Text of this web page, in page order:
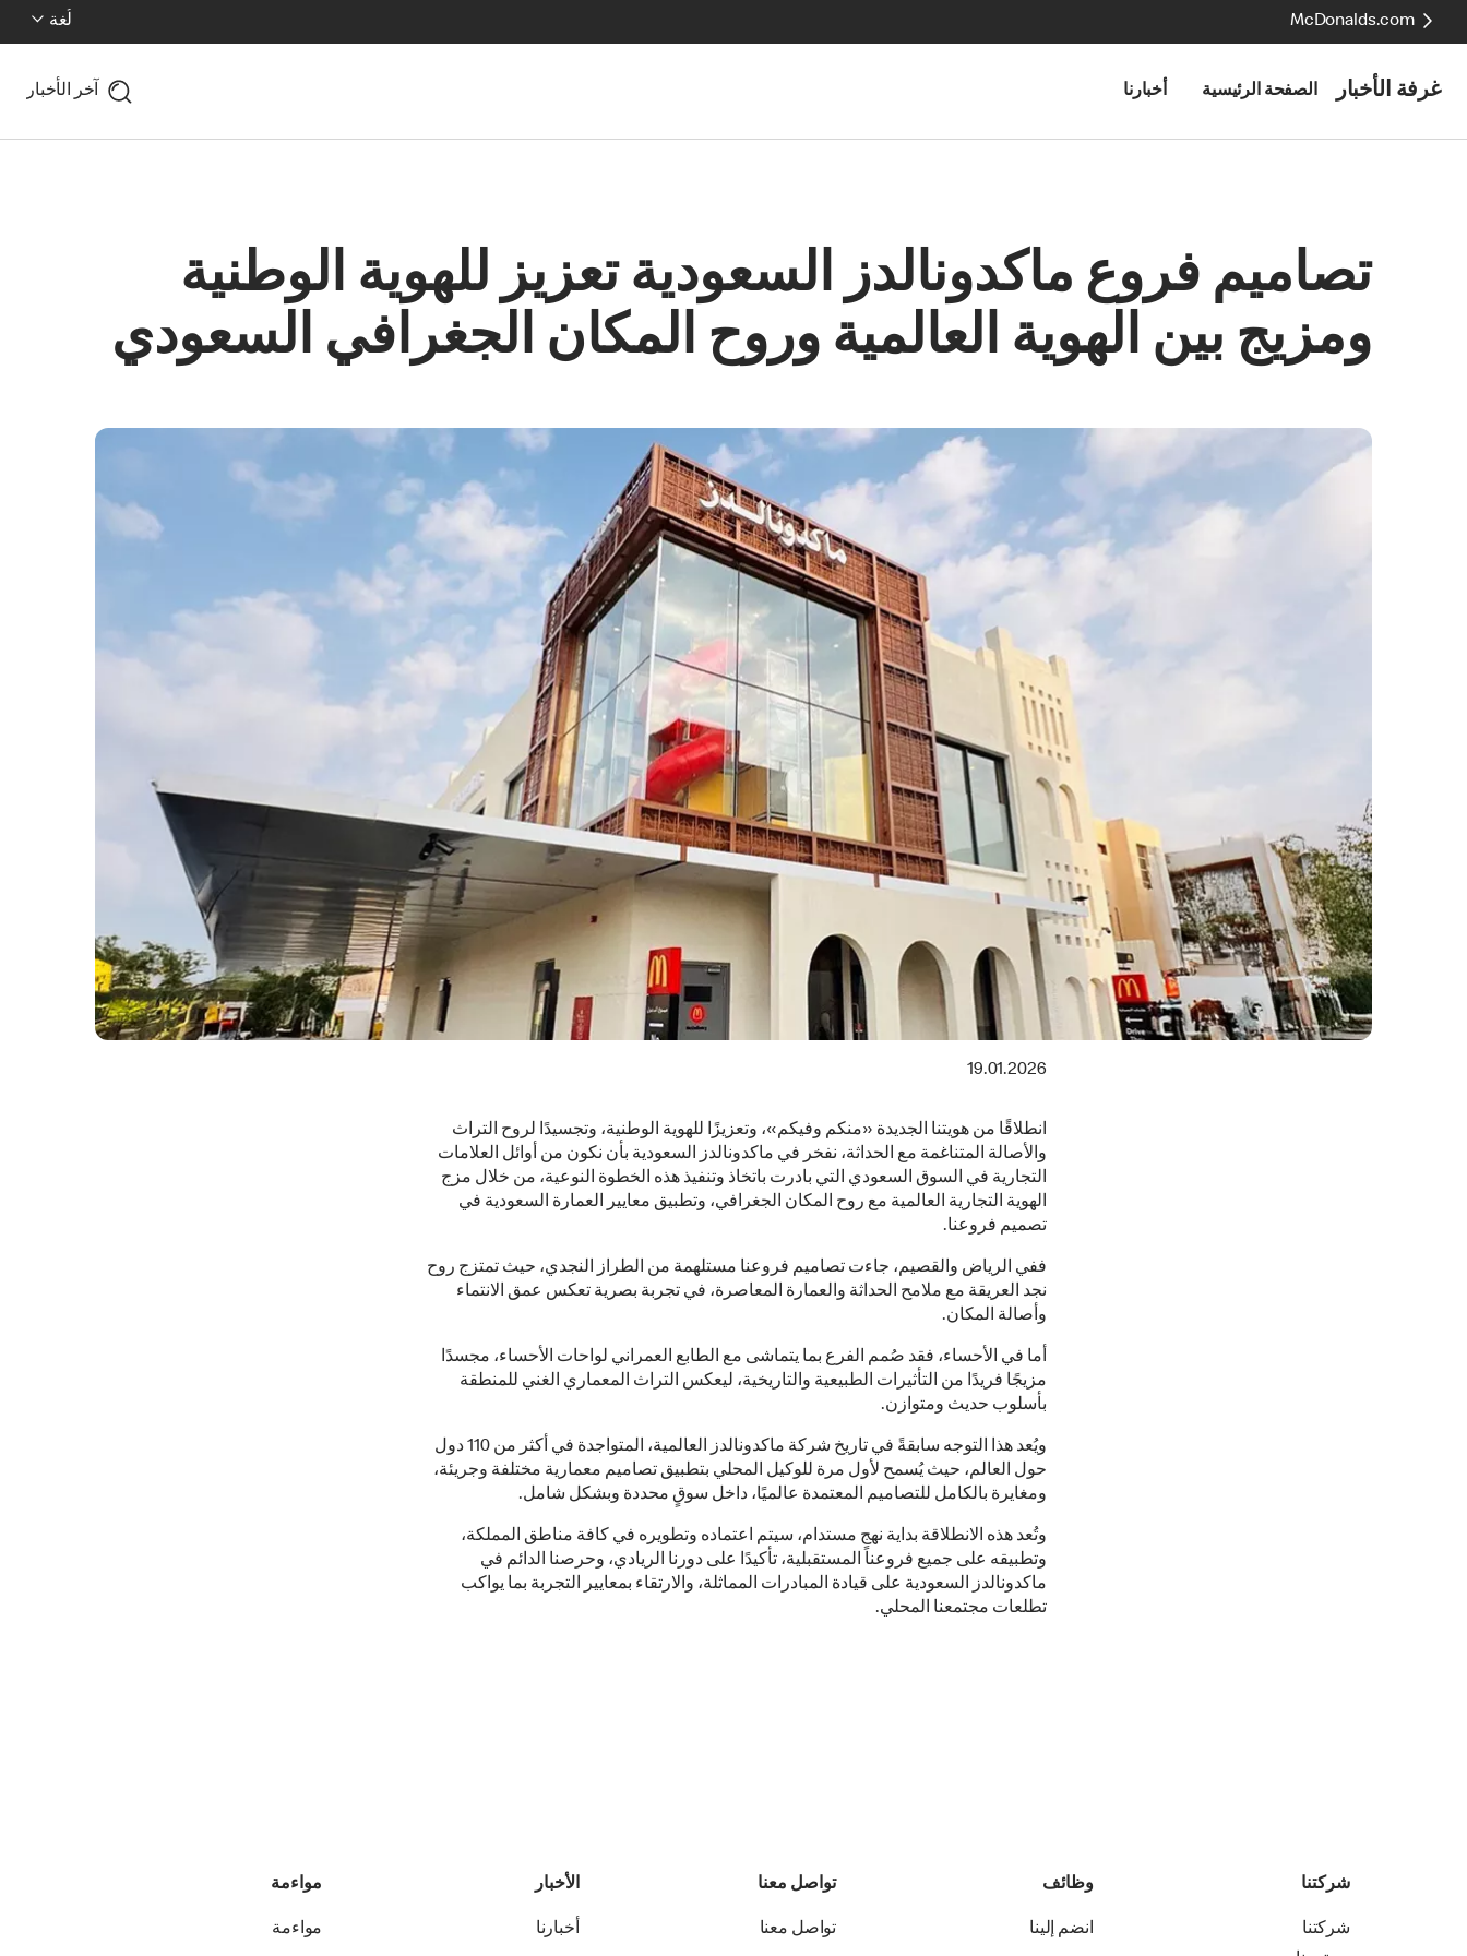
McDonalds.com لُغة
غرفة الأخبار الصفحة الرئيسية أخبارنا آخر الأخبار
تصاميم فروع ماكدونالدز السعودية تعزيز للهوية الوطنية
ومزيج بين الهوية العالمية وروح المكان الجغرافي السعودي
19.01.2026
انطلاقًا من هويتنا الجديدة «منكم وفيكم»، وتعزيزًا للهوية الوطنية، وتجسيدًا لروح التراث
والأصالة المتناغمة مع الحداثة، نفخر في ماكدونالدز السعودية بأن نكون من أوائل العلامات
التجارية في السوق السعودي التي بادرت باتخاذ وتنفيذ هذه الخطوة النوعية، من خلال مزج
الهوية التجارية العالمية مع روح المكان الجغرافي، وتطبيق معايير العمارة السعودية في
تصميم فروعنا.
ففي الرياض والقصيم، جاءت تصاميم فروعنا مستلهمة من الطراز النجدي، حيث تمتزج روح
نجد العريقة مع ملامح الحداثة والعمارة المعاصرة، في تجربة بصرية تعكس عمق الانتماء
وأصالة المكان.
أما في الأحساء، فقد صُمم الفرع بما يتماشى مع الطابع العمراني لواحات الأحساء، مجسدًا
مزيجًا فريدًا من التأثيرات الطبيعية والتاريخية، ليعكس التراث المعماري الغني للمنطقة
بأسلوب حديث ومتوازن.
ويُعد هذا التوجه سابقةً في تاريخ شركة ماكدونالدز العالمية، المتواجدة في أكثر من 110 دول
حول العالم، حيث يُسمح لأول مرة للوكيل المحلي بتطبيق تصاميم معمارية مختلفة وجريئة،
ومغايرة بالكامل للتصاميم المعتمدة عالميًا، داخل سوقٍ محددة وبشكل شامل.
وتُعد هذه الانطلاقة بداية نهجٍ مستدام، سيتم اعتماده وتطويره في كافة مناطق المملكة،
وتطبيقه على جميع فروعنا المستقبلية، تأكيدًا على دورنا الريادي، وحرصنا الدائم في
ماكدونالدز السعودية على قيادة المبادرات المماثلة، والارتقاء بمعايير التجربة بما يواكب
تطلعات مجتمعنا المحلي.
شركتنا
شركتنا
وظائف
انضم إلينا
تواصل معنا
تواصل معنا
الأخبار
أخبارنا
مواءمة
مواءمة